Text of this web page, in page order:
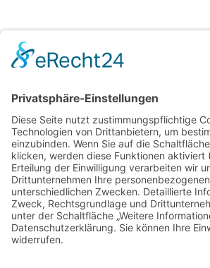
Über mich
Rechtliches
Datenschutz
AVG